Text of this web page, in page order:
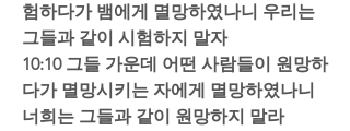
험하다가 뱀에게 멸망하였나니 우리는
그들과 같이 시험하지 말자
10:10 그들 가운데 어떤 사람들이 원망하
다가 멸망시키는 자에게 멸망하였나니
너희는 그들과 같이 원망하지 말라